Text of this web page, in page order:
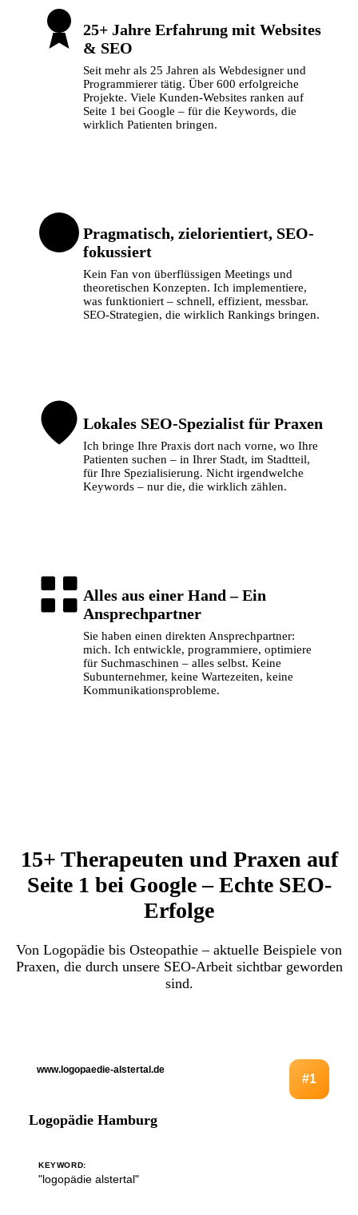
25+ Jahre Erfahrung mit Websites
& SEO
Seit mehr als 25 Jahren als Webdesigner und
Programmierer tätig. Über 600 erfolgreiche
Projekte. Viele Kunden-Websites ranken auf
Seite 1 bei Google – für die Keywords, die
wirklich Patienten bringen.
Pragmatisch, zielorientiert, SEO-
fokussiert
Kein Fan von überflüssigen Meetings und
theoretischen Konzepten. Ich implementiere,
was funktioniert – schnell, effizient, messbar.
SEO-Strategien, die wirklich Rankings bringen.
Lokales SEO-Spezialist für Praxen
Ich bringe Ihre Praxis dort nach vorne, wo Ihre
Patienten suchen – in Ihrer Stadt, im Stadtteil,
für Ihre Spezialisierung. Nicht irgendwelche
Keywords – nur die, die wirklich zählen.
Alles aus einer Hand – Ein
Ansprechpartner
Sie haben einen direkten Ansprechpartner:
mich. Ich entwickle, programmiere, optimiere
für Suchmaschinen – alles selbst. Keine
Subunternehmer, keine Wartezeiten, keine
Kommunikationsprobleme.
15+ Therapeuten und Praxen auf
Seite 1 bei Google – Echte SEO-
Erfolge
Von Logopädie bis Osteopathie – aktuelle Beispiele von
Praxen, die durch unsere SEO-Arbeit sichtbar geworden
sind.
www.logopaedie-alstertal.de
#1
Logopädie Hamburg
KEYWORD:
"logopädie alstertal"